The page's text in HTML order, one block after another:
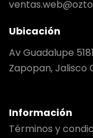
Ubicación
Av Guadalupe
Zapopan, Jalisco
Información
Términos y